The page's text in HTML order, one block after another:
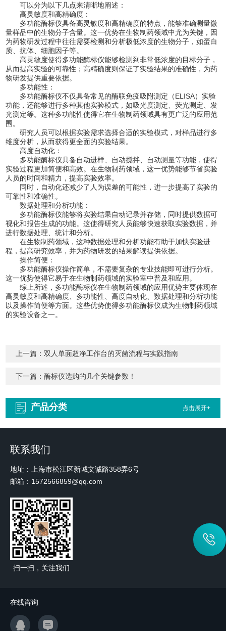
可以分为以下几点来清晰地阐述：
高灵敏度和高精确度：
多功能酶标仪具备高灵敏度和高精确度的特点，能够准确测量微
量样品中的生物分子含量。这一优势在生物制药领域中尤为关键，因
为药物研发过程中往往需要检测和分析极低浓度的生物分子，如蛋白
质、抗体、细胞因子等。
高灵敏度使得多功能酶标仪能够检测到非常低浓度的目标分子，
从而提高实验的可靠性；高精确度则保证了实验结果的准确性，为药
物研发提供重要依据。
多功能性：
多功能酶标仪不仅具备常见的酶联免疫吸附测定（ELISA）实验
功能，还能够进行多种其他实验模式，如吸光度测定、荧光测定、发
光测定等。这种多功能性使得它在生物制药领域具有更广泛的应用范
围。
研究人员可以根据实验需求选择合适的实验模式，对样品进行多
维度分析，从而获得更全面的实验结果。
高度自动化：
多功能酶标仪具备自动进样、自动搅拌、自动测量等功能，使得
实验过程更加简便和高效。在生物制药领域，这一优势能够节省实验
人员的时间和精力，提高实验效率。
同时，自动化还减少了人为误差的可能性，进一步提高了实验的
可靠性和准确性。
数据处理和分析功能：
多功能酶标仪能够将实验结果自动记录并存储，同时提供数据可
视化和报告生成的功能。这使得研究人员能够快速获取实验数据，并
进行数据处理、统计和分析。
在生物制药领域，这种数据处理和分析功能有助于加快实验进
程，提高研究效率，并为药物研发的结果解读提供依据。
操作简便：
多功能酶标仪操作简单，不需要复杂的专业技能即可进行分析。
这一优势使得它易于在生物制药领域的实验室中普及和应用。
综上所述，多功能酶标仪在生物制药领域的应用优势主要体现在
高灵敏度和高精确度、多功能性、高度自动化、数据处理和分析功能
以及操作简便等方面。这些优势使得多功能酶标仪成为生物制药领域
的实验设备之一。
上一篇：双人单面超净工作台的灭菌流程与实践指南
下一篇：酶标仪选购的几个关键参数！
产品分类 点击展开+
联系我们
地址：上海市松江区新城文诚路358弄6号
邮箱：1572566859@qq.com
扫一扫，关注我们
在线咨询